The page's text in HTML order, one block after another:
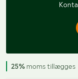
25% moms tillægges